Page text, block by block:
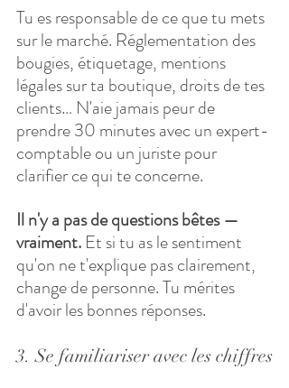
Tu es responsable de ce que tu mets
sur le marché. Réglementation des
bougies, étiquetage, mentions
légales sur ta boutique, droits de tes
clients… N'aie jamais peur de
prendre 30 minutes avec un expert-
comptable ou un juriste pour
clarifier ce qui te concerne.
Il n'y a pas de questions bêtes —
vraiment. Et si tu as le sentiment
qu'on ne t'explique pas clairement,
change de personne. Tu mérites
d'avoir les bonnes réponses.
3. Se familiariser avec les chiffres